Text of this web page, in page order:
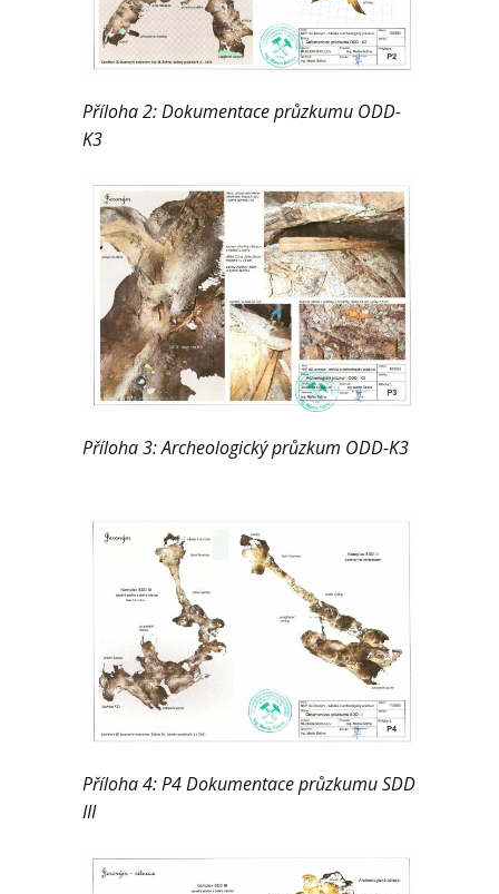
Příloha 2: Dokumentace průzkumu ODD-
K3
Příloha 3: Archeologický průzkum ODD-K3
Příloha 4: P4 Dokumentace průzkumu SDD
III